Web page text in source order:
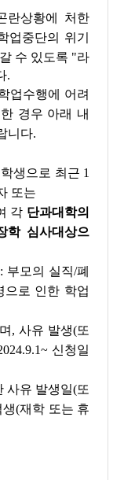
란상황에 처한
업중단의 위기
수 있도록 "라
.
업수행에 어려
경우 아래 내
니다.
생 으로 최근 1
또는
각 단과대학의
학 심사대상으
모의 실직/폐
으로 인한 학업
, 사유 발생(또
신청일
사유 발생일(또
(재학 또는 휴